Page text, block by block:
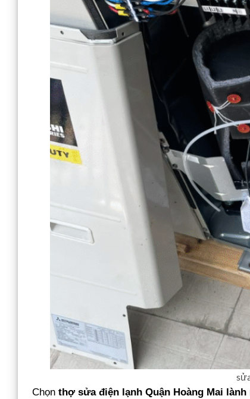
Chọn thợ sửa điện lạnh Quận Hoàng Mai lành